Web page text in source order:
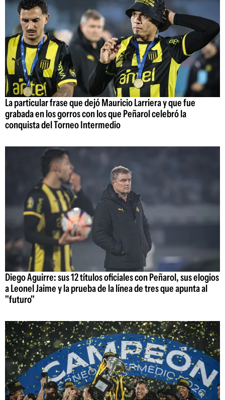
La particular frase que dejó Mauricio Larriera y que fue
grabada en los gorros con los que Peñarol celebró la
conquista del Torneo Intermedio
Diego Aguirre: sus 12 títulos oficiales con Peñarol, sus elogios
a Leonel Jaime y la prueba de la línea de tres que apunta al
"futuro"